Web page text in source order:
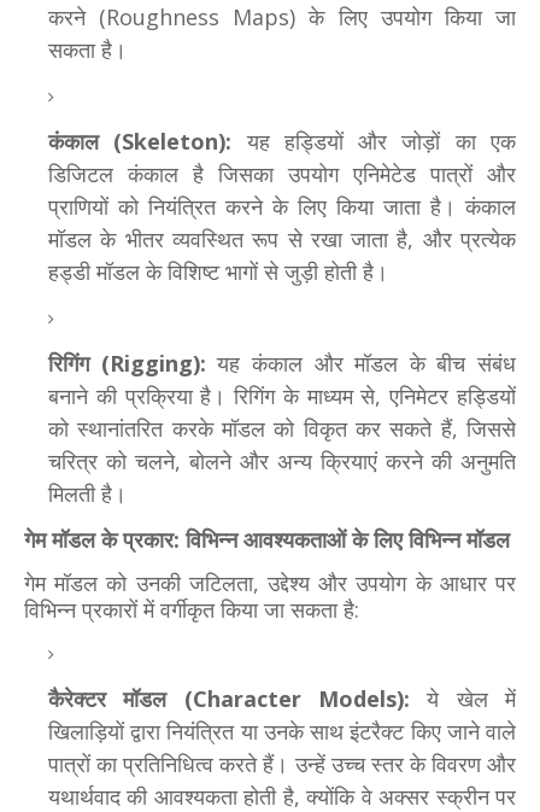
करने (Roughness Maps) के लिए उपयोग किया जा
सकता है।
कंकाल (Skeleton): यह हड्डियों और जोड़ों का एक
डिजिटल कंकाल है जिसका उपयोग एनिमेटेड पात्रों और
प्राणियों को नियंत्रित करने के लिए किया जाता है। कंकाल
मॉडल के भीतर व्यवस्थित रूप से रखा जाता है, और प्रत्येक
हड्डी मॉडल के विशिष्ट भागों से जुड़ी होती है।
रिगिंग (Rigging): यह कंकाल और मॉडल के बीच संबंध
बनाने की प्रक्रिया है। रिगिंग के माध्यम से, एनिमेटर हड्डियों
को स्थानांतरित करके मॉडल को विकृत कर सकते हैं, जिससे
चरित्र को चलने, बोलने और अन्य क्रियाएं करने की अनुमति
मिलती है।
गेम मॉडल के प्रकार: विभिन्न आवश्यकताओं के लिए विभिन्न मॉडल
गेम मॉडल को उनकी जटिलता, उद्देश्य और उपयोग के आधार पर
विभिन्न प्रकारों में वर्गीकृत किया जा सकता है:
कैरेक्टर मॉडल (Character Models): ये खेल में
खिलाड़ियों द्वारा नियंत्रित या उनके साथ इंटरैक्ट किए जाने वाले
पात्रों का प्रतिनिधित्व करते हैं। उन्हें उच्च स्तर के विवरण और
यथार्थवाद की आवश्यकता होती है, क्योंकि वे अक्सर स्क्रीन पर